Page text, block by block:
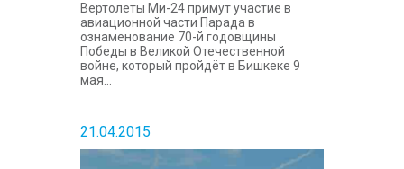
Вертолеты Ми-24 примут участие в
авиационной части Парада в
ознаменование 70-й годовщины
Победы в Великой Отечественной
войне, который пройдёт в Бишкеке 9
мая...
21.04.2015